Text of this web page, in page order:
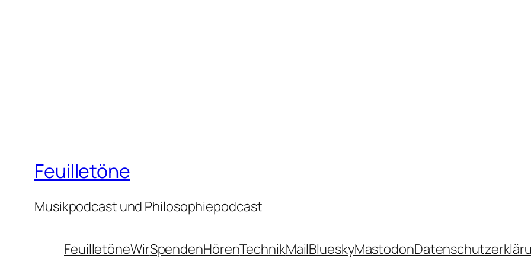
Feuilletöne
Musikpodcast und Philosophiepodcast
FeuilletöneWirSpendenHörenTechnikMailBlueskyMastodon